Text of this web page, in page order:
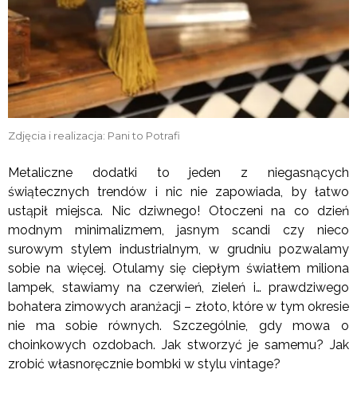
Zdjęcia i realizacja: Pani to Potrafi
Metaliczne dodatki to jeden z niegasnących
świątecznych trendów i nic nie zapowiada, by łatwo
ustąpił miejsca. Nic dziwnego! Otoczeni na co dzień
modnym minimalizmem, jasnym scandi czy nieco
surowym stylem industrialnym, w grudniu pozwalamy
sobie na więcej. Otulamy się ciepłym światłem miliona
lampek, stawiamy na czerwień, zieleń i… prawdziwego
bohatera zimowych aranżacji – złoto, które w tym okresie
nie ma sobie równych. Szczególnie, gdy mowa o
choinkowych ozdobach. Jak stworzyć je samemu? Jak
zrobić własnoręcznie bombki w stylu vintage?